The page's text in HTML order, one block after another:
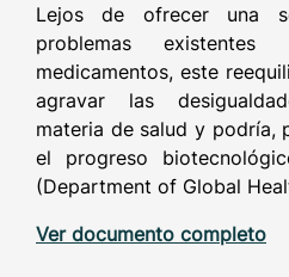
Lejos de ofrecer una
problemas
medicamentos, este
agravar las
materia de salud y podría,
el progreso
(Department of Global
Ver documento completo